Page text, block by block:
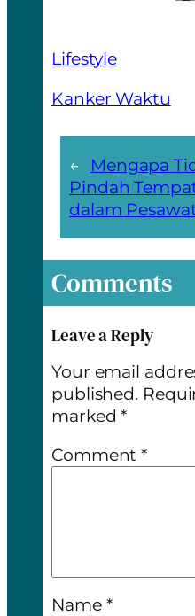
Lifestyle
Kanker Waktu
←
Mengapa
Pindah
dalam
Comments
Leave a Reply
Your email
published.
marked*
Comment*
Name *